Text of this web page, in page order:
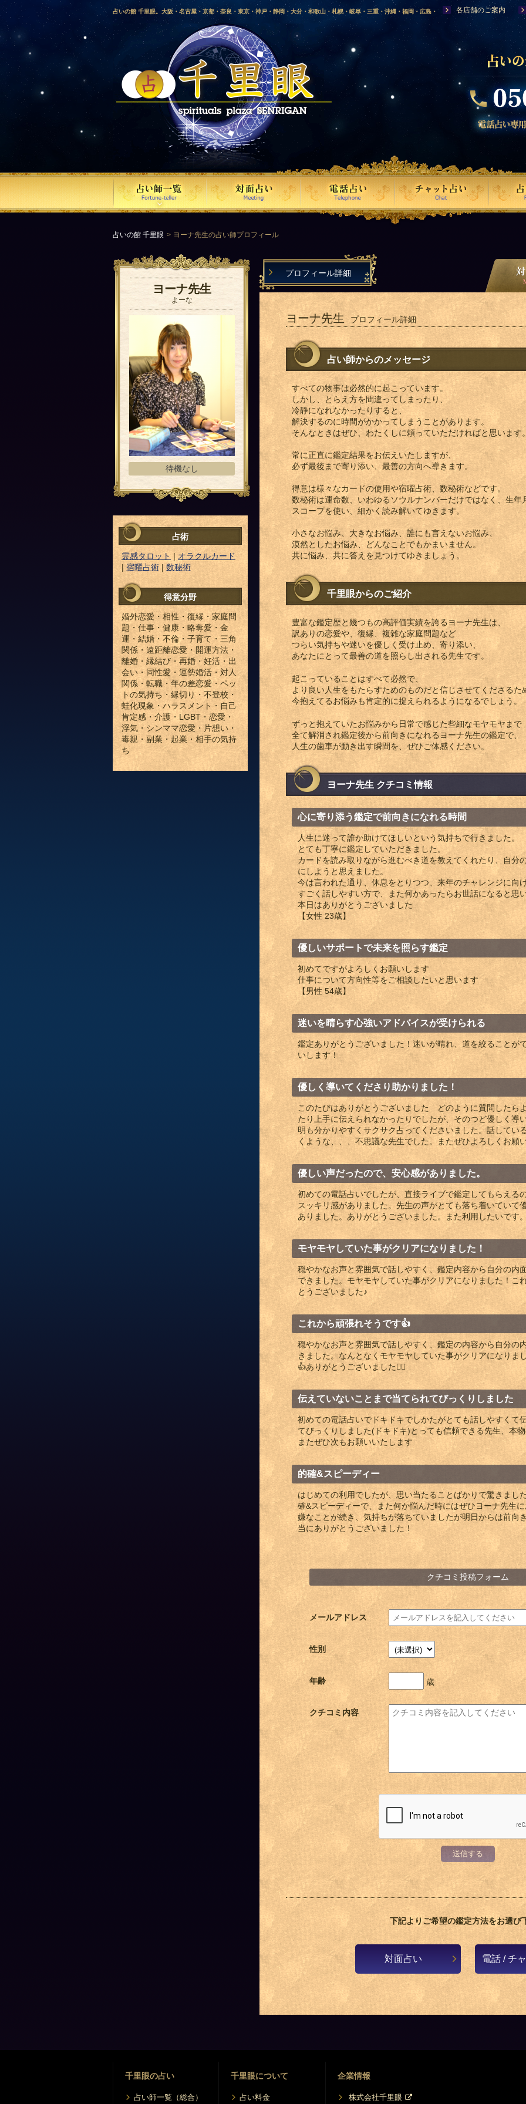
占いの館 千里眼。大阪・名古屋・京都・奈良・東京・神戸・静岡・大分・和歌山・札幌・岐阜・三重・沖縄・福岡・広島・
愛媛・鹿児島・徳島・香川・山形・岡山・横浜・千葉・福島・岩手・高知・熊本・群馬・滋賀・福井・仙台・山口・宮崎・山
梨・長野・埼玉・茨城・栃木・金沢・佐賀・長崎・鳥取・富山・新潟・秋田・青森・島根に店舗を構える、口コミで評判の人
気占い師による占い。
各店舗のご案内
占いの館 千里眼 ヨーナ先生の占い師プロフィール
ヨーナ先生
よーな
待機なし
占術
霊感タロット | オラクルカード
| 宿曜占術 | 数秘術
得意分野
婚外恋愛・相性・復縁・家庭問
題・仕事・健康・略奪愛・金
運・結婚・不倫・子育て・三角
関係・遠距離恋愛・開運方法・
離婚・縁結び・再婚・妊活・出
会い・同性愛・運勢婚活・対人
関係・転職・年の差恋愛・ペッ
トの気持ち・縁切り・不登校・
蛙化現象・ハラスメント・自己
肯定感・介護・LGBT・恋愛・
浮気・シンママ恋愛・片想い・
毒親・副業・起業・相手の気持
ち
プロフィール詳細
ヨーナ先生 プロフィール詳細
占い師からのメッセージ
すべての物事は必然的に起こっています。
しかし、とらえ方を間違ってしまったり、
冷静になれなかったりすると、
解決するのに時間がかかってしまうことがあります。
そんなときはぜひ、わたくしに頼っていただければと思います
常に正直に鑑定結果をお伝えいたしますが、
必ず最後まで寄り添い、最善の方向へ導きます。
得意は様々なカードの使用や宿曜占術、数秘術などです。
数秘術は運命数、いわゆるソウルナンバーだけではなく、生
スコープを使い、細かく読み解いてゆきます。
小さなお悩み、大きなお悩み、誰にも言えないお悩み、
漠然としたお悩み、どんなことでもかまいません。
共に悩み、共に答えを見つけてゆきましょう。
千里眼からのご紹介
豊富な鑑定歴と幾つもの高評価実績を誇るヨーナ先生は、
訳ありの恋愛や、復縁、複雑な家庭問題など
つらい気持ちや迷いを優しく受け止め、寄り添い、
あなたにとって最善の道を照らし出される先生です。
起こっていることはすべて必然で、
より良い人生をもたらすためのものだと信じさせてくださるた
今抱えてるお悩みも肯定的に捉えられるようになるでしょう。
ずっと抱えていたお悩みから日常で感じた些細なモヤモヤまで
全て解消され鑑定後から前向きになれるヨーナ先生の鑑定で、
人生の歯車が動き出す瞬間を、ぜひご体感ください。
ヨーナ先生 クチコミ情報
心に寄り添う鑑定で前向きになれる時間
人生に迷って誰か助けてほしいという気持ちで行きました。
とても丁寧に鑑定していただきました。
カードを読み取りながら進むべき道を教えてくれたり、自分
にしようと思えました。
今は言われた通り、休息をとりつつ、来年のチャレンジに向
すごく話しやすい方で、また何かあったらお世話になると思
本日はありがとうございました
【女性 23歳】
優しいサポートで未来を照らす鑑定
初めてですがよろしくお願いします
仕事について方向性等をご相談したいと思います
【男性 54歳】
迷いを晴らす心強いアドバイスが受けられる
鑑定ありがとうございました！迷いが晴れ、道を絞ることが
いします！
優しく導いてくださり助かりました！
このたびはありがとうございました どのように質問したら
たり上手に伝えられなかったりでしたが、そのつど優しく導
明も分かりやすくサクサク占ってくださいました。話してい
くような、、、不思議な先生でした。またぜひよろしくお願
優しい声だったので、安心感がありました。
初めての電話占いでしたが、直接ライブで鑑定してもらえる
スッキリ感がありました。先生の声がとても落ち着いていて
ありました。ありがとうございました。また利用したいです
モヤモヤしていた事がクリアになりました！
穏やかなお声と雰囲気で話しやすく、鑑定内容から自分の内
できました。モヤモヤしていた事がクリアになりました！こ
とうございました♪
これから頑張れそうです👍
穏やかなお声と雰囲気で話しやすく、鑑定の内容から自分の
きました。なんとなくモヤモヤしていた事がクリアになりま
👍ありがとうございました🙂‍↕️
伝えていないことまで当てられてびっくりしました
初めての電話占いでドキドキでしかたがとても話しやすくて
てびっくりしました(ドキドキ)とっても信頼できる先生、
またぜひ次もお願いいたします
的確&スピーディー
はじめての利用でしたが、思い当たることばかりで驚きまし
確&スピーディーで、また何か悩んだ時にはぜひヨーナ先
嫌なことが続き、気持ちが落ちていましたが明日からは前向
当にありがとうございました！
クチコミ投稿フォーム
メールアドレス
性別
年齢 歳
クチコミ内容
送信する
下記よりご希望の鑑定方法をお選び
対面占い 電話 / チ
千里眼の占い
占い師一覧（総合）
千里眼について
占い料金
企業情報
株式会社千里眼